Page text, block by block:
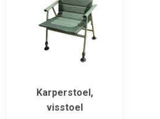
Karperstoel,
visstoel